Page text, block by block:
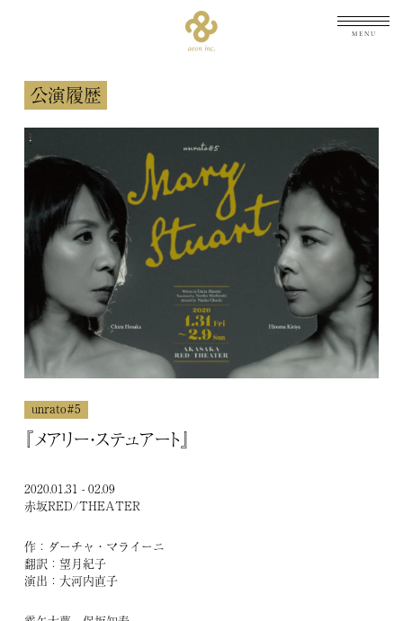
メニ
TOP トップ
NEWS 最新情報
ARCHIVES
unrato
主催・共催
企画・制作協力
公演履歴
unrato#5
『メアリー・ステュアート』
2020.01.31 - 02.09
赤坂RED/THEATER
作：ダーチャ・マライーニ
翻訳：望月紀子
演出：大河内直子